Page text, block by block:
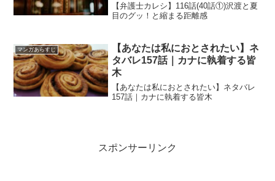
【弁護士カレシ】116話(40話①)沢渡と夏
目のグッ！と縮まる距離感
マンガあらすじ
【あなたは私におとされたい】ネ
タバレ157話｜カナに執着する皆
木
【あなたは私におとされたい】ネタバレ
157話｜カナに執着する皆木
スポンサーリンク